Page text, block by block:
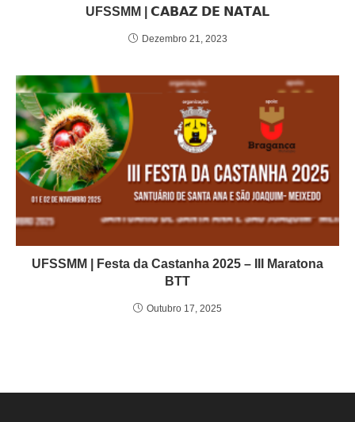
UFSSMM | 𝗖𝗔𝗕𝗔𝗭 𝗗𝗘 𝗡𝗔𝗧𝗔𝗟
Dezembro 21, 2023
UFSSMM | Festa da Castanha 2025 – III Maratona
BTT
Outubro 17, 2025